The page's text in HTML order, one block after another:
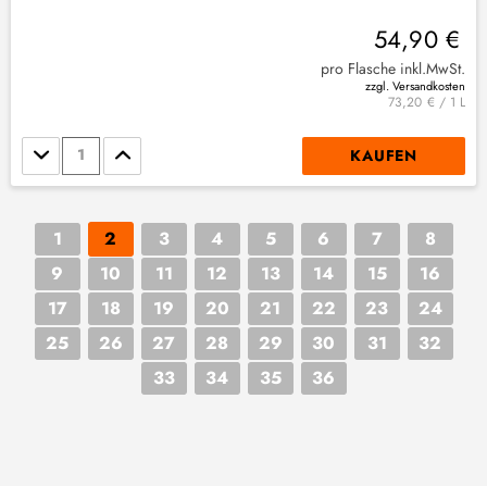
54,90 €
pro Flasche inkl.MwSt.
zzgl. Versandkosten
73,20 € / 1 L
Stückzahl KAUFEN
1 2 3 4 5 6 7
8
9
10 11 12 13 14 15
16
17
18 19 20 21 22 23
24
25
26 27 28 29 30 31
32
33
34 35 36